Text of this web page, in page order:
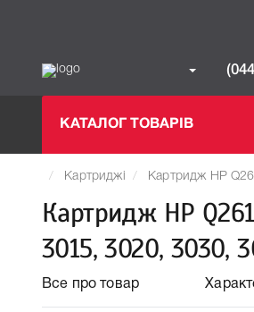
КАТАЛОГ ТОВАРІВ
Картриджі Картридж HP
Картридж HP
3015, 3020, 3030,
Все про товар